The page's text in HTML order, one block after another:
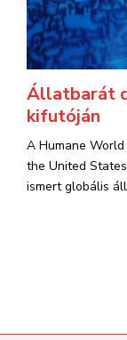
Állatbarát
kifutóján
A Humane
the United
ismert globális